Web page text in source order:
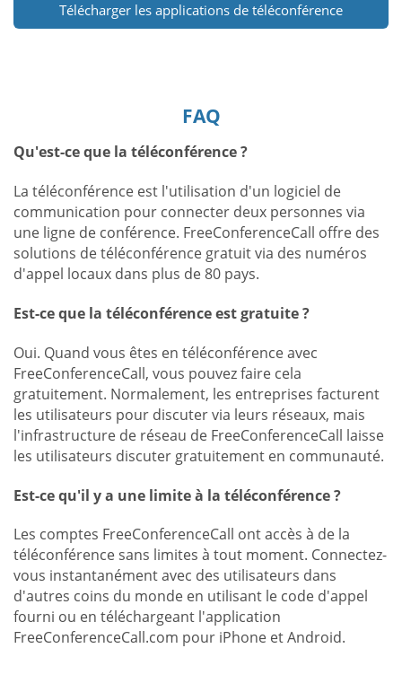
Télécharger les applications de téléconférence
FAQ
Qu'est-ce que la téléconférence ?
La téléconférence est l'utilisation d'un logiciel de
communication pour connecter deux personnes via
une ligne de conférence. FreeConferenceCall offre des
solutions de téléconférence gratuit via des numéros
d'appel locaux dans plus de 80 pays.
Est-ce que la téléconférence est gratuite ?
Oui. Quand vous êtes en téléconférence avec
FreeConferenceCall, vous pouvez faire cela
gratuitement. Normalement, les entreprises facturent
les utilisateurs pour discuter via leurs réseaux, mais
l'infrastructure de réseau de FreeConferenceCall laisse
les utilisateurs discuter gratuitement en communauté.
Est-ce qu'il y a une limite à la téléconférence ?
Les comptes FreeConferenceCall ont accès à de la
téléconférence sans limites à tout moment. Connectez-
vous instantanément avec des utilisateurs dans
d'autres coins du monde en utilisant le code d'appel
fourni ou en téléchargeant l'application
FreeConferenceCall.com pour iPhone et Android.